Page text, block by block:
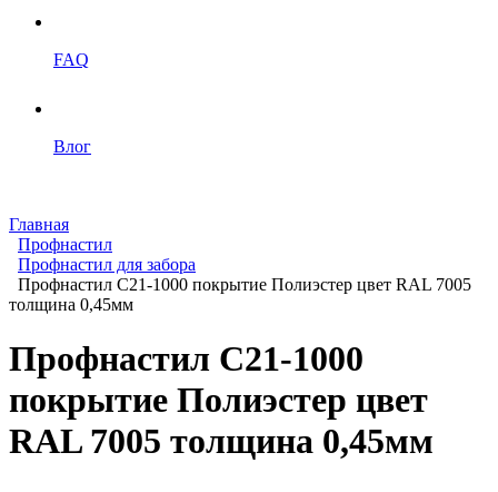
FAQ
Влог
Главная
Профнастил
Профнастил для забора
Профнастил С21-1000 покрытие Полиэстер цвет RAL 7005
толщина 0,45мм
Профнастил С21-1000
покрытие Полиэстер цвет
RAL 7005 толщина 0,45мм